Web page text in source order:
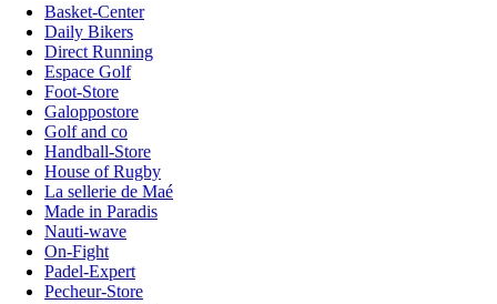
Basket-Center
Daily Bikers
Direct Running
Espace Golf
Foot-Store
Galoppostore
Golf and co
Handball-Store
House of Rugby
La sellerie de Maé
Made in Paradis
Nauti-wave
On-Fight
Padel-Expert
Pecheur-Store